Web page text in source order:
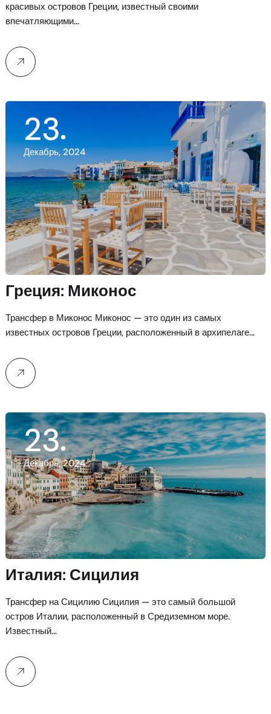
красивых островов Греции, известный своими
впечатляющими…
23
Декабрь, 2024
Греция: Миконос
Трансфер в Миконос Миконос — это один из самых
известных островов Греции, расположенный в архипелаге…
23
Декабрь, 2024
Италия: Сицилия
Трансфер на Сицилию Сицилия — это самый большой
остров Италии, расположенный в Средиземном море.
Известный…